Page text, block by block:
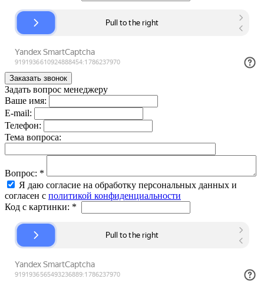
Задать вопрос менеджеру
Ваше имя:
E-mail:
Телефон:
Тема вопроса:
Вопрос: *
Я даю согласие на обработку персональных данных и
согласен с политикой конфиденциальности
Код с картинки: *